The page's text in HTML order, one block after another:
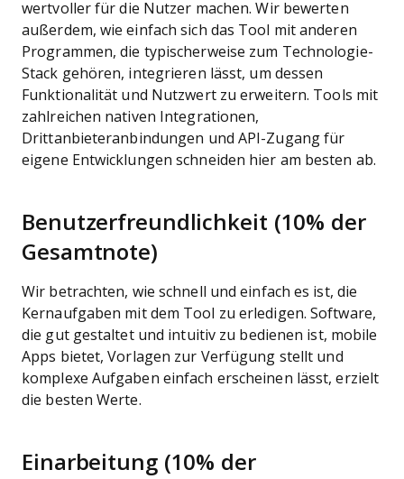
wertvoller für die Nutzer machen. Wir bewerten
außerdem, wie einfach sich das Tool mit anderen
Programmen, die typischerweise zum Technologie-
Stack gehören, integrieren lässt, um dessen
Funktionalität und Nutzwert zu erweitern. Tools mit
zahlreichen nativen Integrationen,
Drittanbieteranbindungen und API-Zugang für
eigene Entwicklungen schneiden hier am besten ab.
Benutzerfreundlichkeit (10% der
Gesamtnote)
Wir betrachten, wie schnell und einfach es ist, die
Kernaufgaben mit dem Tool zu erledigen. Software,
die gut gestaltet und intuitiv zu bedienen ist, mobile
Apps bietet, Vorlagen zur Verfügung stellt und
komplexe Aufgaben einfach erscheinen lässt, erzielt
die besten Werte.
Einarbeitung (10% der